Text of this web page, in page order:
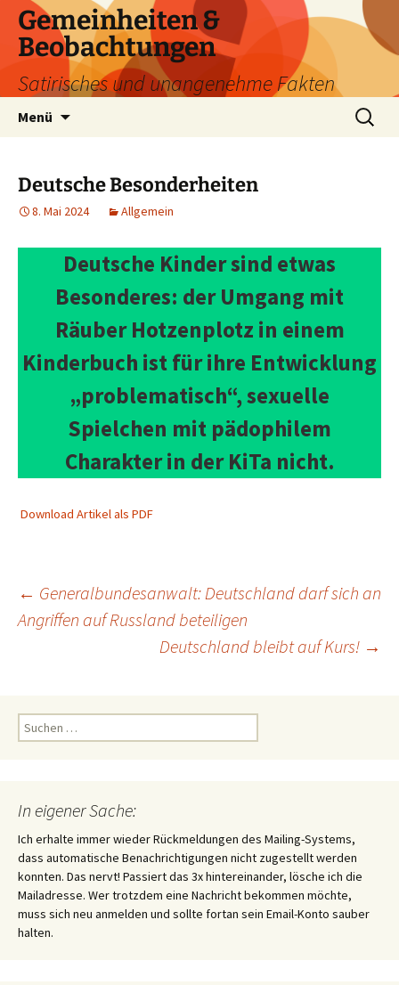
Zum
Inhalt
springen
Gemeinheiten &
Beobachtungen
Satirisches und unangenehme Fakten
Menü
Suchen
nach:
Deutsche Besonderheiten
8. Mai 2024 Allgemein
Deutsche Kinder sind etwas
Besonderes: der Umgang mit
Räuber Hotzenplotz in einem
Kinderbuch ist für ihre Entwicklung
„problematisch“, sexuelle
Spielchen mit pädophilem
Charakter in der KiTa nicht.
Download Artikel als PDF
Beitragsnavigation
← Generalbundesanwalt: Deutschland darf sich an
Angriffen auf Russland beteiligen
Deutschland bleibt auf Kurs! →
Suchen
nach:
In eigener Sache:
Ich erhalte immer wieder Rückmeldungen des Mailing-Systems,
dass automatische Benachrichtigungen nicht zugestellt werden
konnten. Das nervt! Passiert das 3x hintereinander, lösche ich die
Mailadresse. Wer trotzdem eine Nachricht bekommen möchte,
muss sich neu anmelden und sollte fortan sein Email-Konto sauber
halten.